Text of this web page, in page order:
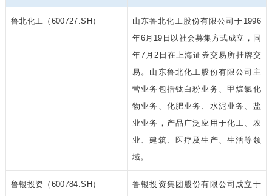
鲁北化工（600727.SH）
山东鲁北化工股份有限公司于1996
年6月19日以社会募集方式成立，同
年7月2日在上海证券交易所挂牌交
易。山东鲁北化工股份有限公司主
营业务包括钛白粉业务、甲烷氯化
物业务、化肥业务、水泥业务、盐
业业务，产品广泛应用于化工、农
业、建筑、医疗及生产、生活等领
域。
鲁银投资（600784.SH）
鲁银投资集团股份有限公司成立于